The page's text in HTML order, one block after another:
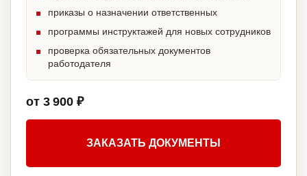
приказы о назначении ответственных
программы инструктажей для новых сотрудников
проверка обязательных документов
работодателя
от 3 900 ₽
ЗАКАЗАТЬ ДОКУМЕНТЫ